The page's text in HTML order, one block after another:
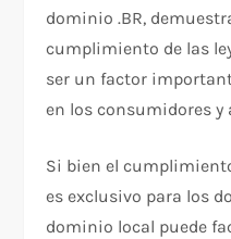
dominio .BR,
cumplimiento de las
ser un factor
en los consumidores
Si bien el
es exclusivo para los
dominio local puede